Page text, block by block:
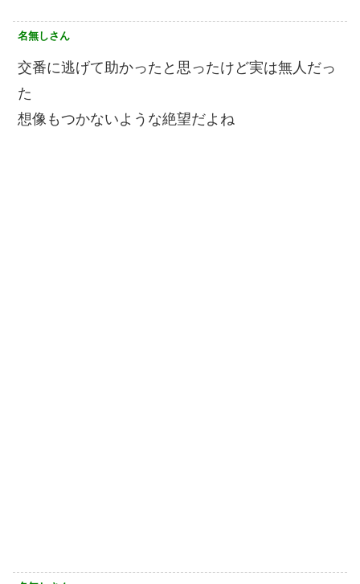
名無しさん
交番に逃げて助かったと思ったけど実は無人だっ
た
想像もつかないような絶望だよね